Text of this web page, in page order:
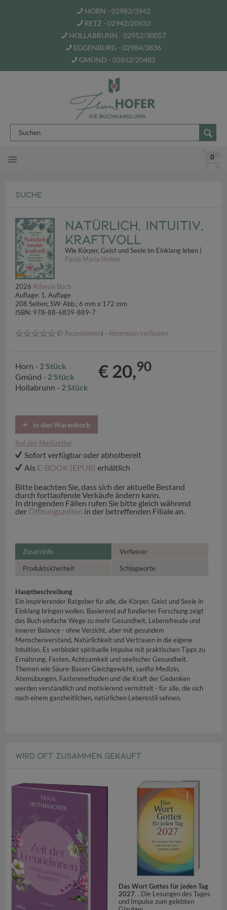
HORN - 02982/3942
RETZ - 02942/20433
HOLLABRUNN - 02952/30057
EGGENBURG - 02984/3836
GMÜND - 02852/20482
0
SUCHE
Natürlich, intuitiv,
kraftvoll
Wie Körper, Geist und Seele im Einklang leben |
Paula Maria Holzer
2026 Athesia Buch
Auflage: 1. Auflage
208 Seiten; SW-Abb.; 6 mm x 172 mm
ISBN: 978-88-6839-889-7
(0 Rezensionen) - Rezension verfassen
Horn - 2 Stück
Gmünd - 2 Stück
Hollabrunn - 2 Stück
€ 20,90
in den Warenkorb
Auf den Merkzettel
Sofort verfügbar oder abholbereit
Als E-BOOK (EPUB) erhältlich
Bitte beachten Sie, dass sich der aktuelle Bestand
durch fortlaufende Verkäufe ändern kann.
In dringenden Fällen rufen Sie bitte gleich während
der Öffnungszeiten in der betreffenden Filiale an.
Zusatzinfo Verfasser
Produktsicherheit Schlagworte
Hauptbeschreibung
Ein inspirierender Ratgeber für alle, die Körper, Geist und Seele in
Einklang bringen wollen. Basierend auf fundierter Forschung zeigt
das Buch einfache Wege zu mehr Gesundheit, Lebensfreude und
innerer Balance - ohne Verzicht, aber mit gesundem
Menschenverstand, Natürlichkeit und Vertrauen in die eigene
Intuition. Es verbindet spirituelle Impulse mit praktischen Tipps zu
Ernährung, Fasten, Achtsamkeit und seelischer Gesundheit.
Themen wie Säure-Basen-Gleichgewicht, sanfte Medizin,
Atemübungen, Fastenmethoden und die Kraft der Gedanken
werden verständlich und motivierend vermittelt - für alle, die sich
nach einem ganzheitlichen, natürlichen Lebensstil sehnen.
WIRD OFT ZUSAMMEN GEKAUFT
Das Wort Gottes für jeden Tag
2027. . Die Lesungen des Tages
und Impulse zum gelebten